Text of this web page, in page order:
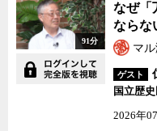
91分
なぜ「
ならな
マル
ゲスト
国立歴
2026年